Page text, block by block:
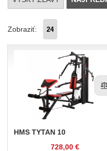
Zobraziť:
HMS TYTAN 10
728,00 €